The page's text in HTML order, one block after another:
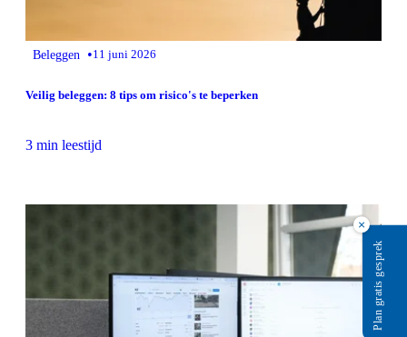
Beleggen •11 juni 2026
Veilig beleggen: 8 tips om risico's te beperken
3 min leestijd
×
Plan gratis gesprek